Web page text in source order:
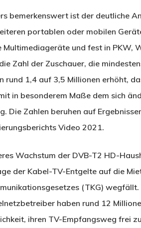
bemerkenswert ist der deutliche
portablen oder mobilen
und fest in PKW,
Zahl der Zuschauer, die
rund 1,4 auf 3,5 Millionen erhöht,
in besonderem Maße dem sich
Die Zahlen beruhen auf
Video 2021.
Wachstum der DVB-T2 HD-
der Kabel-TV-Entgelte auf die
(TKG)
haben rund 12
ihren TV-Empfangsweg frei